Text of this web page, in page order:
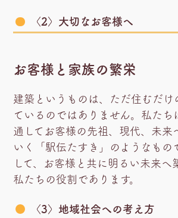
〈2〉大切なお客様へ
お客様と家族の繁栄
建築というものは、ただ住むだけ
ているのではありません。私たち
通してお客様の先祖、現代、未来
いく「駅伝たすき」のようなもの
して、お客様と共に明るい未来へ
私たちの役割であります。
〈3〉地域社会への考え方